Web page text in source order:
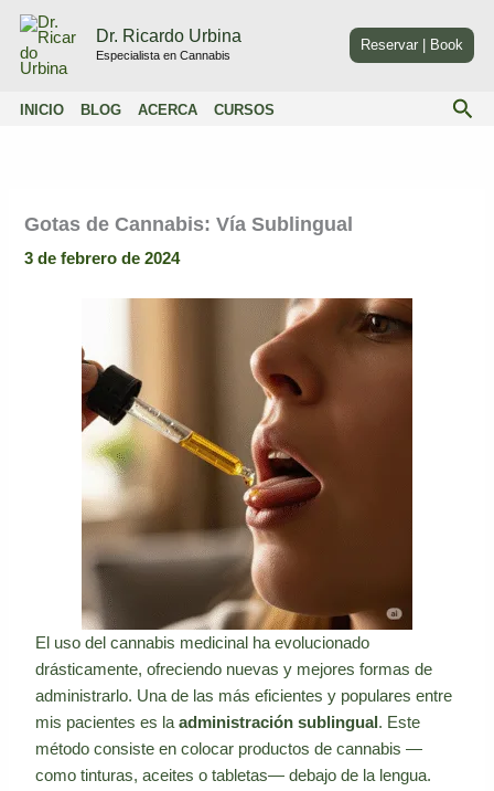
contenido
Dr. Ricardo Urbina
Especialista en Cannabis
Reservar | Book
INICIO BLOG ACERCA CURSOS
Gotas de Cannabis: Vía Sublingual
3 de febrero de 2024
El uso del cannabis medicinal ha evolucionado
drásticamente, ofreciendo nuevas y mejores formas de
administrarlo. Una de las más eficientes y populares entre
mis pacientes es laadministración sublingual . Este
método consiste en colocar productos de cannabis —
como tinturas, aceites o tabletas— debajo de la lengua.